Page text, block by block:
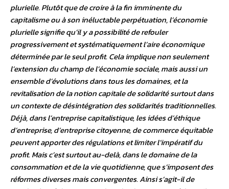
plurielle. Plutôt que de croire à la fin imminente du
capitalisme ou à son inéluctable perpétuation, l’économie
plurielle signifie qu’il y a possibilité de refouler
progressivement et systématiquement l’aire économique
déterminée par le seul profit. Cela implique non seulement
l’extension du champ de l’économie sociale, mais aussi un
ensemble d’évolutions dans tous les domaines, et la
revitalisation de la notion capitale de solidarité surtout dans
un contexte de désintégration des solidarités traditionnelles.
Déjà, dans l’entreprise capitalistique, les idées d’éthique
d’entreprise, d’entreprise citoyenne, de commerce équitable
peuvent apporter des régulations et limiter l’impératif du
profit. Mais c’est surtout au-delà, dans le domaine de la
consommation et de la vie quotidienne, que s’imposent des
réformes diverses mais convergentes. Ainsi s’agit-il de